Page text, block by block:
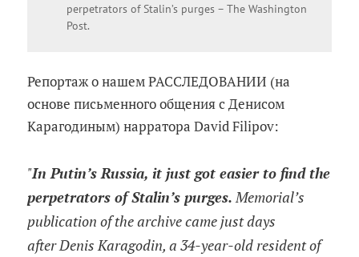
perpetrators of Stalin’s purges – The Washington
Post.
Репортаж о нашем РАССЛЕДОВАНИИ (на
основе письменного общения с Денисом
Карагодиным) нарратора David Filipov:
"In Putin’s Russia, it just got easier to find the
perpetrators of Stalin’s purges. Memorial’s
publication of the archive came just days
after Denis Karagodin, a 34-year-old resident of